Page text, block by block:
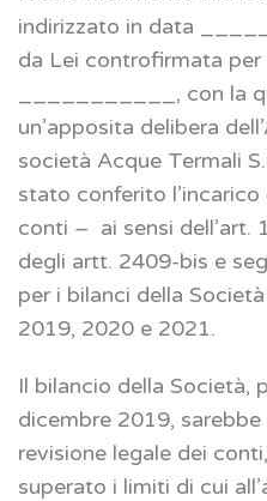
indirizzato in data
da Lei controfirmata
___________, con la
un’apposita delibera
società Acque Termali
stato conferito
conti – ai sensi dell’art.
degli artt. 2409-bis e
per i bilanci della
2019, 2020 e 2021.
Il bilancio della Società,
dicembre 2019,
revisione legale dei
superato i limiti di cui